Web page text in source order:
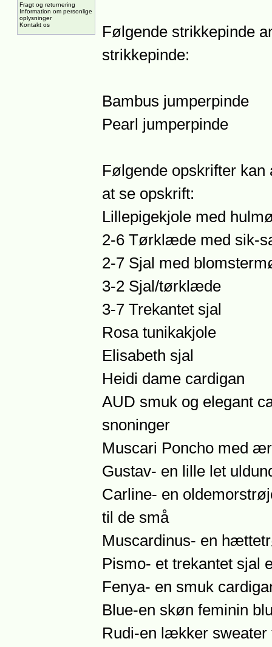
Fragt og returnering
Information om personlige
oplysninger
Kontakt os
Følgende strikkepinde
strikkepinde:
Bambus jumperpinde
Pearl jumperpinde
Følgende opskrifter
at se opskrift:
Lillepigekjole med
2-6 Tørklæde med sik-
2-7 Sjal med
3-2 Sjal/tørklæde
3-7 Trekantet sjal
Rosa tunikakjole
Elisabeth sjal
Heidi dame cardigan
AUD smuk og elegant
snoninger
Muscari Poncho med
Gustav- en lille let
Carline- en
til de små
Muscardinus- en
Pismo- et trekantet sjal
Fenya- en smuk
Blue-en skøn feminin
Rudi-en lækker sweater